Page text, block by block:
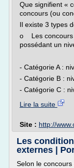
Que signifient «
concours (ou
Il existe 3 types
o Les concours
possédant un
- Catégorie A :
- Catégorie B :
- Catégorie C :
Lire la suite
Site : http://
Les
externes |
Selon le